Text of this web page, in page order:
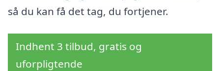
så du kan få det tag, du fortjener.
Indhent 3 tilbud, gratis og
uforpligtende